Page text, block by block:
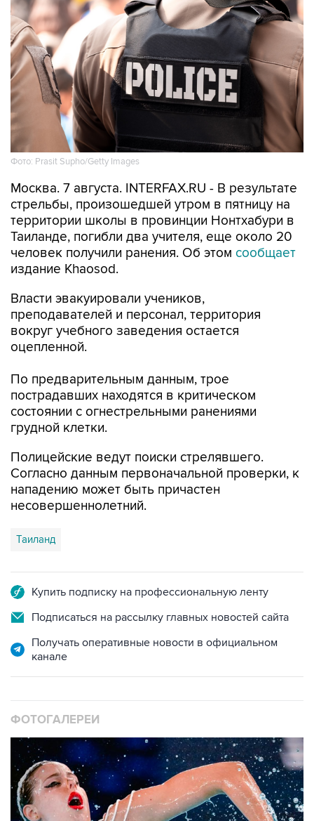
Фото: Prasit Supho/Getty Images
Москва. 7 августа. INTERFAX.RU - В результате
стрельбы, произошедшей утром в пятницу на
территории школы в провинции Нонтхабури в
Таиланде, погибли два учителя, еще около 20
человек получили ранения. Об этом сообщает
издание Khaosod.
Власти эвакуировали учеников,
преподавателей и персонал, территория
вокруг учебного заведения остается
оцепленной.
По предварительным данным, трое
пострадавших находятся в критическом
состоянии с огнестрельными ранениями
грудной клетки.
Полицейские ведут поиски стрелявшего.
Согласно данным первоначальной проверки, к
нападению может быть причастен
несовершеннолетний.
Таиланд
Купить подписку на профессиональную ленту
Подписаться на рассылку главных новостей сайта
Получать оперативные новости в официальном
канале
ФОТОГАЛЕРЕИ